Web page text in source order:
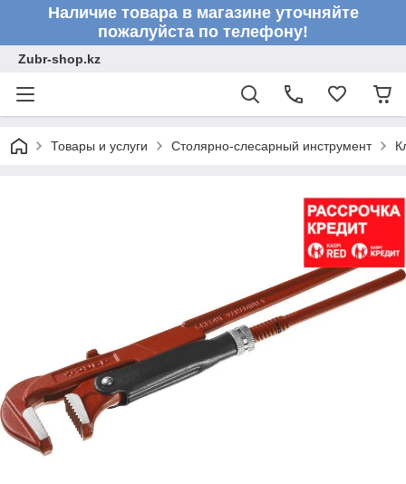
Наличие товара в магазине уточняйте
пожалуйста по телефону!
Zubr-shop.kz
Товары и услуги Столярно-слесарный инструмент